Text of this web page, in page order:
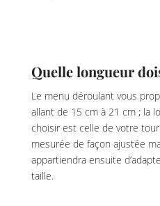
Quelle longueur
Le menu déroulant vous
allant de 15 cm à 21 cm ; la
choisir est celle de votre
mesurée de façon ajustée
appartiendra ensuite
taille.